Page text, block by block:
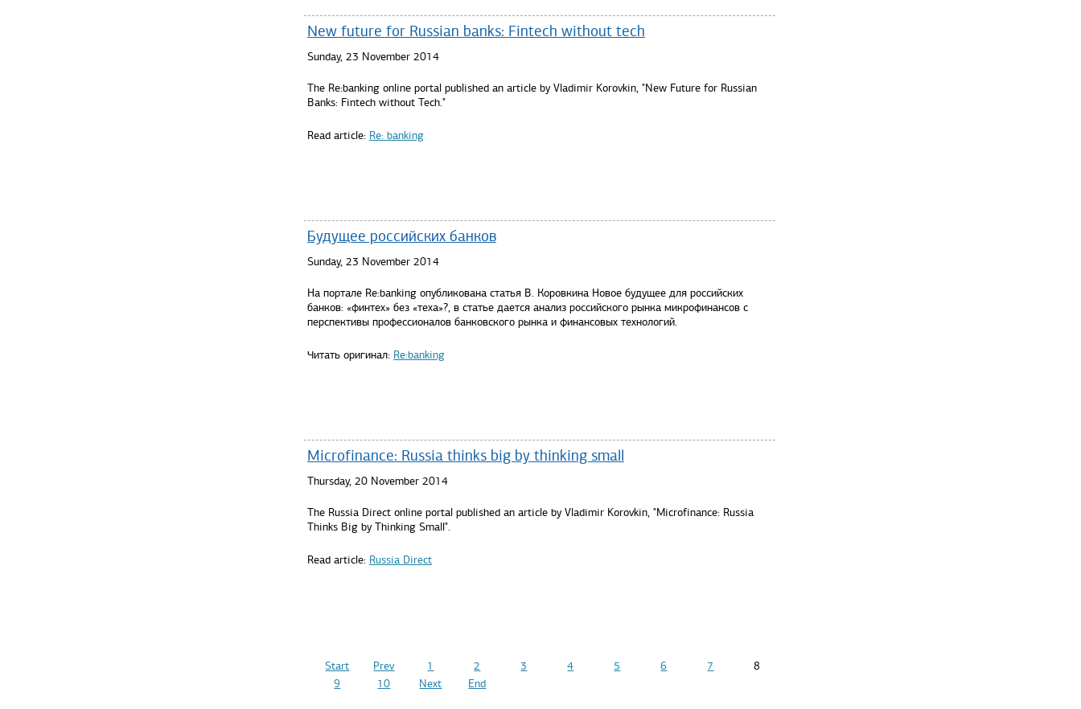
New future for Russian banks: Fintech without tech
Sunday, 23 November 2014
The Re:banking online portal published an article by Vladimir Korovkin, "New Future for Russian
Banks: Fintech without Tech."
Read article: Re: banking
Будущее российских банков
Sunday, 23 November 2014
На портале Re:banking опубликована статья В. Коровкина Новое будущее для российских
банков: «финтех» без «теха»?, в статье дается анализ российского рынка микрофинансов с
перспективы профессионалов банковского рынка и финансовых технологий.
Читать оригинал: Re:banking
Microfinance: Russia thinks big by thinking small
Thursday, 20 November 2014
The Russia Direct online portal published an article by Vladimir Korovkin, "Microfinance: Russia
Thinks Big by Thinking Small".
Read article: Russia Direct
Start Prev 1 2 3 4 5 6 7
8
9
10 Next End